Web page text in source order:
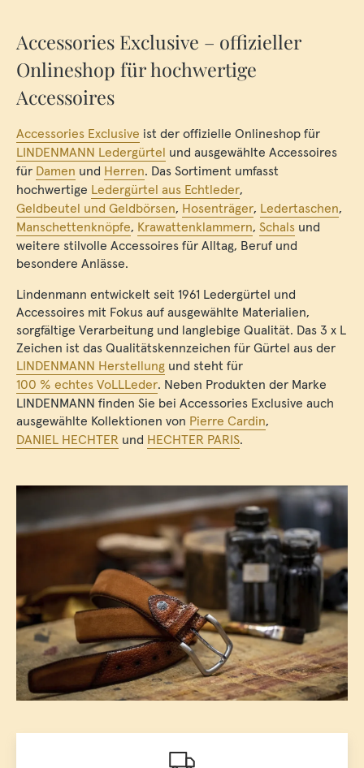
Accessories Exclusive – offizieller
Onlineshop für hochwertige
Accessoires
Accessories Exclusive ist der offizielle Onlineshop für
LINDENMANN Ledergürtel und ausgewählte Accessoires
für Damen und Herren. Das Sortiment umfasst
hochwertige Ledergürtel aus Echtleder,
Geldbeutel und Geldbörsen, Hosenträger, Ledertaschen,
Manschettenknöpfe, Krawattenklammern, Schals und
weitere stilvolle Accessoires für Alltag, Beruf und
besondere Anlässe.
Lindenmann entwickelt seit 1961 Ledergürtel und
Accessoires mit Fokus auf ausgewählte Materialien,
sorgfältige Verarbeitung und langlebige Qualität. Das 3 x L
Zeichen ist das Qualitätskennzeichen für Gürtel aus der
LINDENMANN Herstellung und steht für
100 % echtes VoLLLeder. Neben Produkten der Marke
LINDENMANN finden Sie bei Accessories Exclusive auch
ausgewählte Kollektionen von Pierre Cardin,
DANIEL HECHTER und HECHTER PARIS.